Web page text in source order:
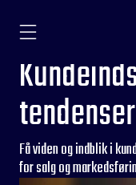
tendenser
Få viden og indblik i
for salg og